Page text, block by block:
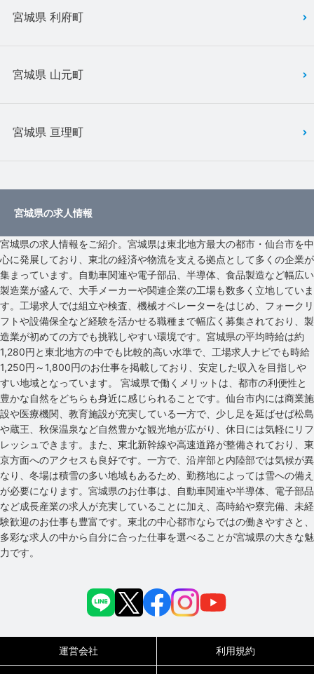
宮城県 利府町
宮城県 山元町
宮城県 亘理町
宮城県の求人情報
宮城県の求人情報をご紹介。宮城県は東北地方最大の都市・仙台市を中
心に発展しており、東北の経済や物流を支える拠点として多くの企業が
集まっています。自動車関連や電子部品、半導体、食品製造など幅広い
製造業が盛んで、大手メーカーや関連企業の工場も数多く立地していま
す。工場求人では組立や検査、機械オペレーターをはじめ、フォークリ
フトや設備保全など経験を活かせる職種まで幅広く募集されており、製
造業が初めての方でも挑戦しやすい環境です。宮城県の平均時給は約
1,280円と東北地方の中でも比較的高い水準で、工場求人ナビでも時給
1,250円～1,800円のお仕事を掲載しており、安定した収入を目指しや
すい地域となっています。 宮城県で働くメリットは、都市の利便性と
豊かな自然をどちらも身近に感じられることです。仙台市内には商業施
設や医療機関、教育施設が充実している一方で、少し足を延ばせば松島
や蔵王、秋保温泉など自然豊かな観光地が広がり、休日には気軽にリフ
レッシュできます。また、東北新幹線や高速道路が整備されており、東
京方面へのアクセスも良好です。一方で、沿岸部と内陸部では気候が異
なり、冬場は積雪の多い地域もあるため、勤務地によっては雪への備え
が必要になります。宮城県のお仕事は、自動車関連や半導体、電子部品
など成長産業の求人が充実していることに加え、高時給や寮完備、未経
験歓迎のお仕事も豊富です。東北の中心都市ならではの働きやすさと、
多彩な求人の中から自分に合った仕事を選べることが宮城県の大きな魅
力です。
運営会社 利用規約